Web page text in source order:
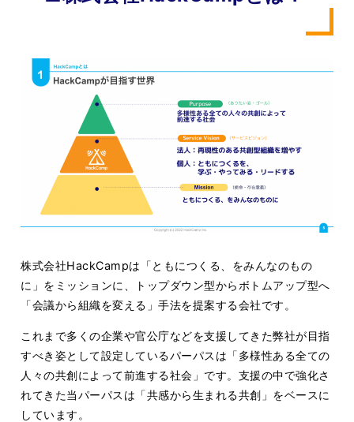
株式会社HackCampは「ともにつくる、をみんなのもの
に」をミッションに、トップダウン型からボトムアップ型へ
「会議から組織を変える」手法を提案する会社です。
これまで多くの企業や官公庁などを支援してきた弊社が目指
すべき姿として設定しているパーパスは「多様性ある全ての
人々の共創によって前進する社会」です。支援の中で強化さ
れてきた当パーパスは「共感から生まれる共創」をベースに
しています。